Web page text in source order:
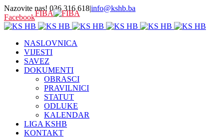
Nazovite nas! 036 316 618|info@kshb.ba
FacebookFIBA
NASLOVNICA
VIJESTI
SAVEZ
DOKUMENTI
OBRASCI
PRAVILNICI
STATUT
ODLUKE
KALENDAR
LIGA KSHB
KONTAKT